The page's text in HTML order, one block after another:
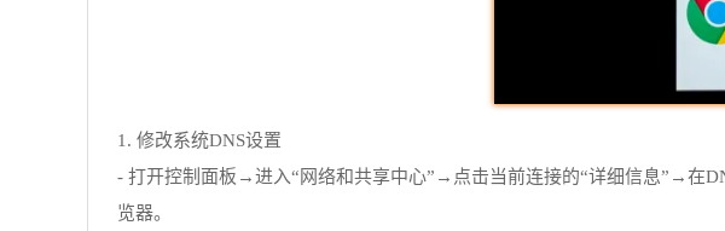
1. 修改系统DNS设置
- 打开控制面板→进入“网络和共享中心”→点击当前连接的“详细信息”→在
览器。